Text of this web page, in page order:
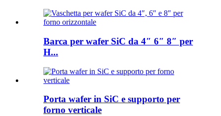
Barca per wafer SiC da 4″ 6″ 8″ per
H...
Porta wafer in SiC e supporto per
forno verticale